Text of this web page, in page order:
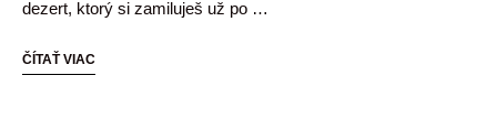
dezert, ktorý si zamiluješ už po …
ČÍTAŤ VIAC